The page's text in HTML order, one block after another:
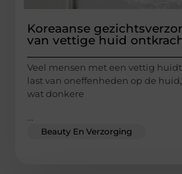
Koreaanse
van vettige huid
Veel mensen met een vettig
last van oneffenheden op de
wat donkere
Beauty En Verzorging